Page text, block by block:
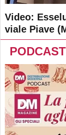
Video:
viale Piave
PODCAST